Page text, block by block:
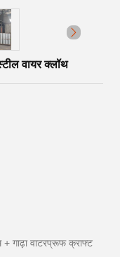
वायर क्लॉथ
गाढ़ा वाटरप्रूफ क्राफ्ट